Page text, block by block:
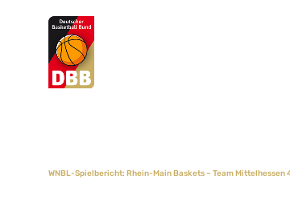
Suchvorschläge
WNBL-Spielbericht: Rhein-Main Baskets – Team Mittelhessen